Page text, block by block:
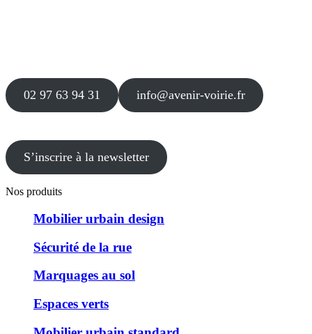
02 97 63 94 31 info@avenir-voirie.fr
S’inscrire à la newsletter
Nos produits
Mobilier urbain design
Sécurité de la rue
Marquages au sol
Espaces verts